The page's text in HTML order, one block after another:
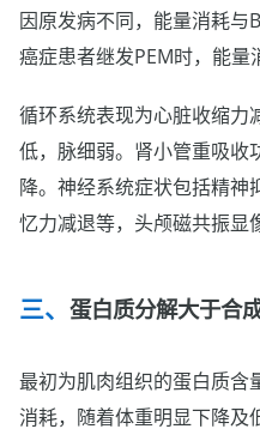
因原发病不同，能量消耗与
癌症患者继发PEM时，能量
循环系统表现为心脏收缩力
低，脉细弱。肾小管重吸收
降。神经系统症状包括精神
忆力减退等，头颅磁共振显
蛋白质分解大于合
最初为肌肉组织的蛋白质含
消耗，随着体重明显下降及